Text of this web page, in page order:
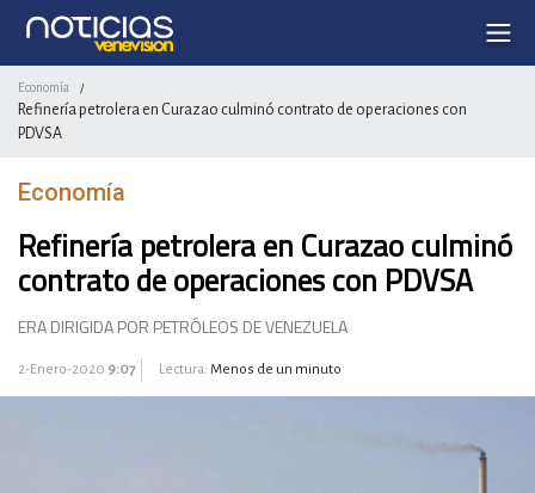
Economía /
Refinería petrolera en Curazao culminó contrato de operaciones con
PDVSA
Economía
Refinería petrolera en Curazao culminó
contrato de operaciones con PDVSA
ERA DIRIGIDA POR PETRÓLEOS DE VENEZUELA
2-Enero-2020 9:07 Lectura: Menos de un minuto